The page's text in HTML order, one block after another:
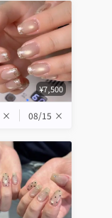
¥7,500
× 08/15 ×